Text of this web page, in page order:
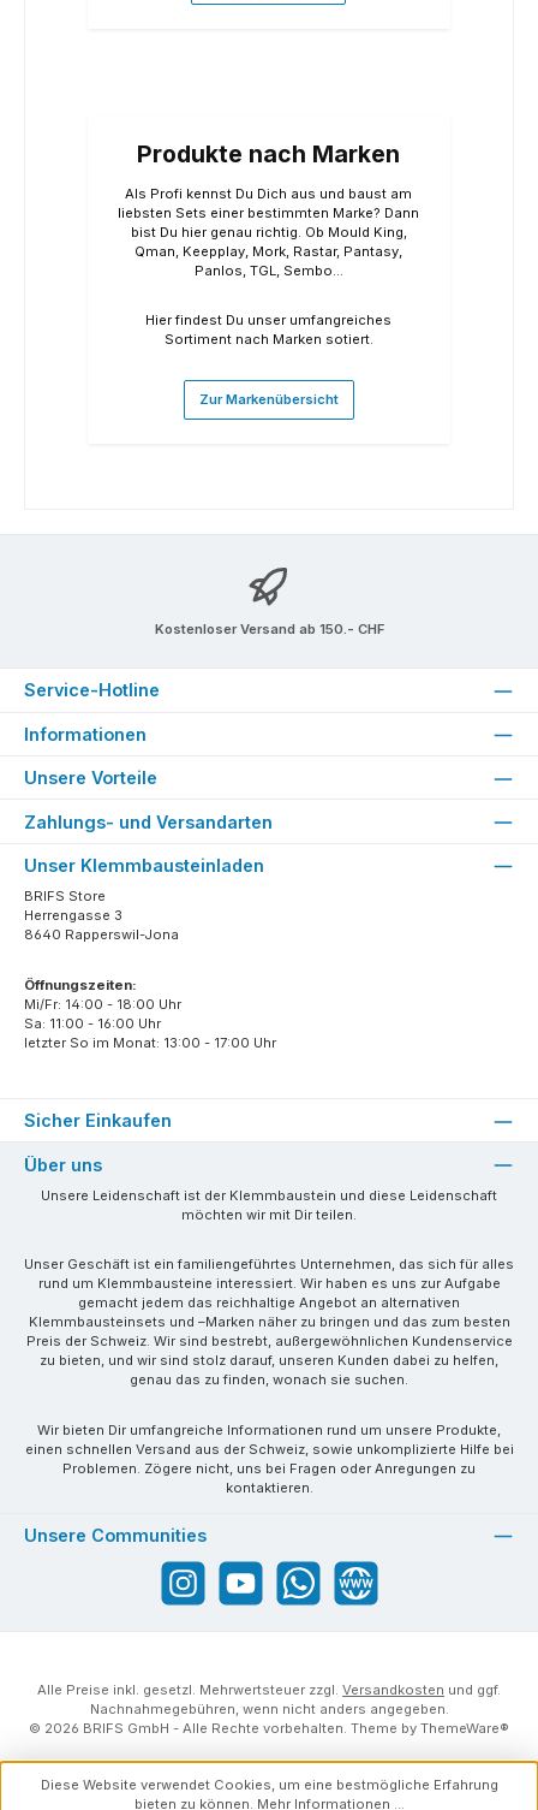
Produkte nach Marken
Als Profi kennst Du Dich aus und baust am
liebsten Sets einer bestimmten Marke? Dann
bist Du hier genau richtig. Ob Mould King,
Qman, Keepplay, Mork, Rastar, Pantasy,
Panlos, TGL, Sembo...
Hier findest Du unser umfangreiches
Sortiment nach Marken sotiert.
Zur Markenübersicht
Kostenloser Versand ab 150.- CHF
Service-Hotline
Informationen
Unsere Vorteile
Zahlungs- und Versandarten
Sicher Einkaufen
Unser Klemmbausteinladen
BRIFS Store
Herrengasse 3
8640 Rapperswil-Jona
Öffnungszeiten:
Mi/Fr: 14:00 - 18:00 Uhr
Sa: 11:00 - 16:00 Uhr
letzter So im Monat: 13:00 - 17:00 Uhr
Über uns
Unsere Leidenschaft ist der Klemmbaustein und diese Leidenschaft
möchten wir mit Dir teilen.
Unser Geschäft ist ein familiengeführtes Unternehmen, das sich für alles
rund um Klemmbausteine interessiert. Wir haben es uns zur Aufgabe
gemacht jedem das reichhaltige Angebot an alternativen
Klemmbausteinsets und –Marken näher zu bringen und das zum besten
Preis der Schweiz. Wir sind bestrebt, außergewöhnlichen Kundenservice
zu bieten, und wir sind stolz darauf, unseren Kunden dabei zu helfen,
genau das zu finden, wonach sie suchen.
Wir bieten Dir umfangreiche Informationen rund um unsere Produkte,
einen schnellen Versand aus der Schweiz, sowie unkomplizierte Hilfe bei
Problemen. Zögere nicht, uns bei Fragen oder Anregungen zu
kontaktieren.
Unsere Communities
Instagram YouTube WhatsApp Website
Alle Preise inkl. gesetzl. Mehrwertsteuer zzgl. Versandkosten und ggf.
Nachnahmegebühren, wenn nicht anders angegeben.
© 2026 BRIFS GmbH - Alle Rechte vorbehalten. Theme by ThemeWare®
Diese Website verwendet Cookies, um eine bestmögliche Erfahrung
bieten zu können. Mehr Informationen ...